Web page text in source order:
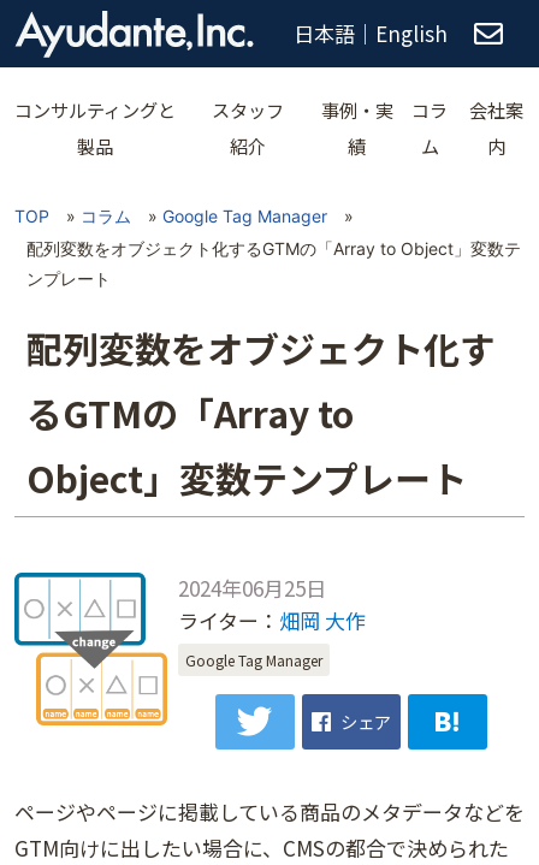
日本語 ｜ English
コンサルティングと
製品
スタッフ
紹介
事例・実
績
コラ
ム
会社案
内
TOP » コラム » Google Tag Manager
»
配列変数をオブジェクト化するGTMの「Array to Object」変数テ
ンプレート
配列変数をオブジェクト化す
るGTMの「Array to
Object」変数テンプレート
2024年06月25日
ライター： 畑岡 大作
Google Tag Manager
シェア
ページやページに掲載している商品のメタデータなどを
GTM向けに出したい場合に、CMSの都合で決められた